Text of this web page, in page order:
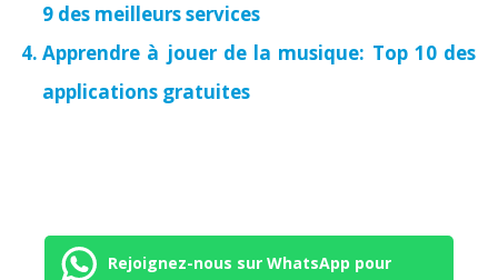
9 des meilleurs services
Apprendre à jouer de la musique: Top 10 des
applications gratuites
Rejoignez-nous sur WhatsApp pour